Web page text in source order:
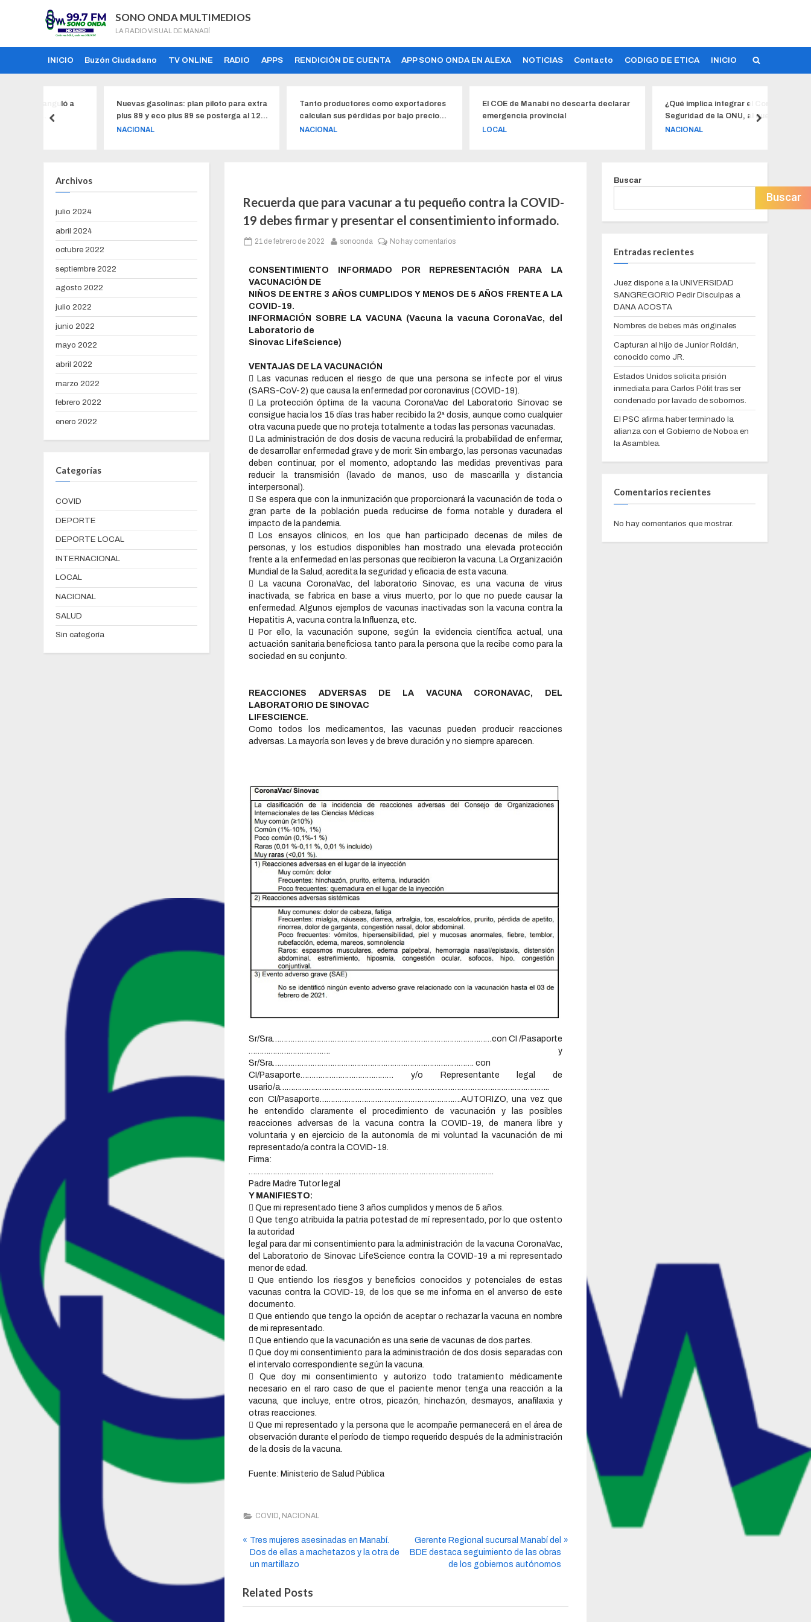
SONO ONDA MULTIMEDIOS
LA RADIO VISUAL DE MANABÍ
INICIO Buzón Ciudadano TV ONLINE RADIO APPS RENDICIÓN DE CUENTA APP SONO ONDA EN ALEXA NOTICIAS Contacto CODIGO DE ETICA INICIO
Nuevas gasolinas: plan piloto para extra
plus 89 y eco plus 89 se posterga al 12
de agosto. Los combustibles
Tanto productores como exportadores
calculan sus pérdidas por bajo precio
El COE de Manabí no descarta declarar
emergencia provincial
¿Qué implica integrar el Consejo de
Seguridad de la ONU, al que Ecuador
tiene interés de volver después de 30
Recuerda que para vacunar a tu pequeño contra la COVID-
19 debes firmar y presentar el consentimiento informado.
21 de febrero de 2022 sonoonda No hay comentarios
CONSENTIMIENTO INFORMADO POR REPRESENTACIÓN PARA LA
VACUNACIÓN DE
NIÑOS DE ENTRE 3 AÑOS CUMPLIDOS Y MENOS DE 5 AÑOS FRENTE A LA
COVID-19.
INFORMACIÓN SOBRE LA VACUNA (Vacuna la vacuna CoronaVac, del
Laboratorio de
Sinovac LifeScience)
VENTAJAS DE LA VACUNACIÓN
 Las vacunas reducen el riesgo de que una persona se infecte por el virus
(SARS-CoV-2) que causa la enfermedad por coronavirus (COVID-19).
 La protección óptima de la vacuna CoronaVac del Laboratorio Sinovac se
consigue hacia los 15 días tras haber recibido la 2ª dosis, aunque como cualquier
otra vacuna puede que no proteja totalmente a todas las personas vacunadas.
 La administración de dos dosis de vacuna reducirá la probabilidad de enfermar,
de desarrollar enfermedad grave y de morir. Sin embargo, las personas vacunadas
deben continuar, por el momento, adoptando las medidas preventivas para
reducir la transmisión (lavado de manos, uso de mascarilla y distancia
interpersonal).
 Se espera que con la inmunización que proporcionará la vacunación de toda o
gran parte de la población pueda reducirse de forma notable y duradera el
impacto de la pandemia.
 Los ensayos clínicos, en los que han participado decenas de miles de
personas, y los estudios disponibles han mostrado una elevada protección
frente a la enfermedad en las personas que recibieron la vacuna. La Organización
Mundial de la Salud, acredita la seguridad y eficacia de esta vacuna.
 La vacuna CoronaVac, del laboratorio Sinovac, es una vacuna de virus
inactivada, se fabrica en base a virus muerto, por lo que no puede causar la
enfermedad. Algunos ejemplos de vacunas inactivadas son la vacuna contra la
Hepatitis A, vacuna contra la Influenza, etc.
 Por ello, la vacunación supone, según la evidencia científica actual, una
actuación sanitaria beneficiosa tanto para la persona que la recibe como para la
sociedad en su conjunto.
REACCIONES ADVERSAS DE LA VACUNA CORONAVAC, DEL
LABORATORIO DE SINOVAC
LIFESCIENCE.
Como todos los medicamentos, las vacunas pueden producir reacciones
adversas. La mayoría son leves y de breve duración y no siempre aparecen.
Sr/Sra………………………………………………………………………………………con CI /Pasaporte
………………………………. y
Sr/Sra………………………………………………………………………………. con
CI/Pasaporte…………………………………… y/o Representante legal de
usario/a…………………………………………………………………………………………………………..
con CI/Pasaporte……………………………………………………….AUTORIZO, una vez que
he entendido claramente el procedimiento de vacunación y las posibles
reacciones adversas de la vacuna contra la COVID-19, de manera libre y
voluntaria y en ejercicio de la autonomía de mi voluntad la vacunación de mi
representado/a contra la COVID-19.
Firma:
Padre Madre Tutor legal
Y MANIFIESTO:
 Que mi representado tiene 3 años cumplidos y menos de 5 años.
 Que tengo atribuida la patria potestad de mí representado, por lo que ostento
la autoridad
legal para dar mi consentimiento para la administración de la vacuna CoronaVac,
del Laboratorio de Sinovac LifeScience contra la COVID-19 a mi representado
menor de edad.
 Que entiendo los riesgos y beneficios conocidos y potenciales de estas
vacunas contra la COVID-19, de los que se me informa en el anverso de este
documento.
 Que entiendo que tengo la opción de aceptar o rechazar la vacuna en nombre
de mi representado.
 Que entiendo que la vacunación es una serie de vacunas de dos partes.
 Que doy mi consentimiento para la administración de dos dosis separadas con
el intervalo correspondiente según la vacuna.
 Que doy mi consentimiento y autorizo todo tratamiento médicamente
necesario en el raro caso de que el paciente menor tenga una reacción a la
vacuna, que incluye, entre otros, picazón, hinchazón, desmayos, anafilaxia y
otras reacciones.
 Que mi representado y la persona que le acompañe permanecerá en el área de
observación durante el período de tiempo requerido después de la administración
de la dosis de la vacuna.
Fuente: Ministerio de Salud Pública
COVID NACIONAL
Tres mujeres asesinadas en Manabí.
Dos de ellas a machetazos y la otra de
un martillazo
Gerente Regional sucursal Manabí del
BDE destaca seguimiento de las obras
de los gobiernos autónomos
Related Posts
Archivos
julio 2024
abril 2024
octubre 2022
septiembre 2022
agosto 2022
julio 2022
junio 2022
mayo 2022
abril 2022
marzo 2022
febrero 2022
enero 2022
Categorías
COVID
DEPORTE
DEPORTE LOCAL
INTERNACIONAL
LOCAL
NACIONAL
SALUD
Sin categoría
Buscar
Buscar
Entradas recientes
Juez dispone a la UNIVERSIDAD
SANGREGORIO Pedir Disculpas a
DANA ACOSTA
Nombres de bebes más originales
Capturan al hijo de Junior Roldán,
conocido como JR.
Estados Unidos solicita prisión
inmediata para Carlos Pólit tras ser
condenado por lavado de sobornos.
El PSC afirma haber terminado la
alianza con el Gobierno de Noboa en
la Asamblea.
Comentarios recientes
No hay comentarios que mostrar.